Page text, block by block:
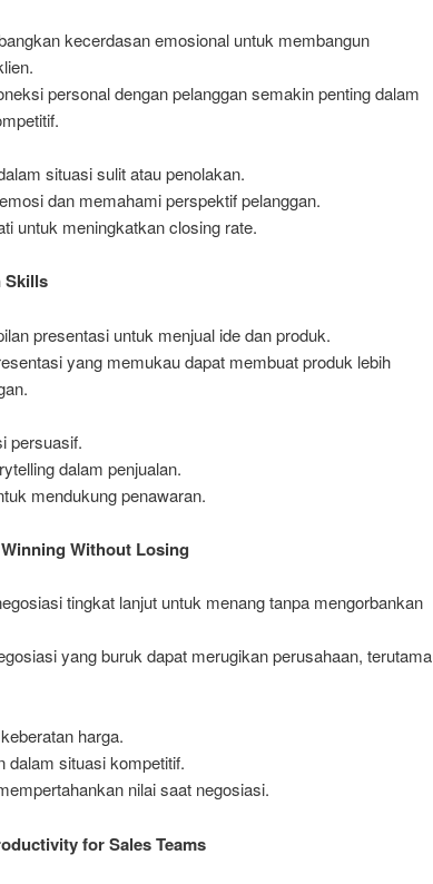
kecerdasan emosional untuk membangun
personal dengan pelanggan semakin penting dalam
situasi sulit atau penolakan.
dan memahami perspektif pelanggan.
untuk meningkatkan closing rate.
Skills
presentasi untuk menjual ide dan produk.
yang memukau dapat membuat produk lebih
persuasif.
dalam penjualan.
mendukung penawaran.
Without Losing
tingkat lanjut untuk menang tanpa mengorbankan
yang buruk dapat merugikan perusahaan, terutama
harga.
dalam situasi kompetitif.
nilai saat negosiasi.
for Sales Teams